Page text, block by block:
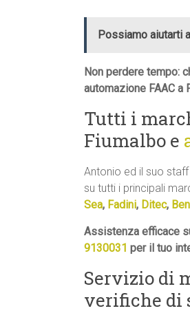
Possiamo aiutarti
Non perdere tempo:
automazione FAAC a
Tutti i
Fiumalbo e
Antonio ed il suo
su tutti i principali
Sea, Fadini, Ditec,
Assistenza efficace
9130031 per il tuo
Servizio di
verifiche di